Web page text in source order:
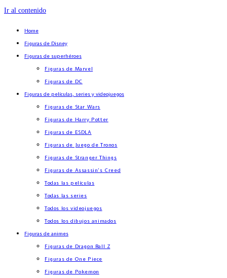
Ir al contenido
Home
Figuras de Disney
Figuras de superhéroes
Figuras de Marvel
Figuras de DC
Figuras de películas, series y videojuegos
Figuras de Star Wars
Figuras de Harry Potter
Figuras de ESDLA
Figuras de Juego de Tronos
Figuras de Stranger Things
Figuras de Assassin’s Creed
Todas las películas
Todas las series
Todos los videojuegos
Todos los dibujos animados
Figuras de animes
Figuras de Dragon Ball Z
Figuras de One Piece
Figuras de Pokemon